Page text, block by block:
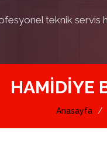
teknik servis
HAMIDIYE
Anasayfa